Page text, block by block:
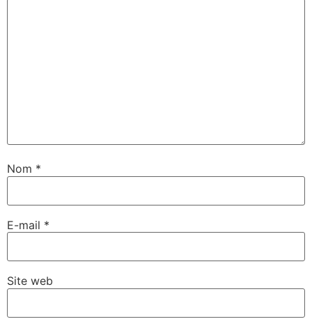
Nom *
E-mail *
Site web